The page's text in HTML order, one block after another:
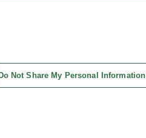
Do Not Share My Personal Information